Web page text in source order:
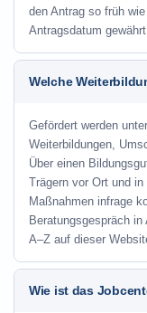
den Antrag so früh
Antragsdatum
Welche
Gefördert werden
Weiterbildungen,
Über einen
Trägern vor Ort und
Maßnahmen infrage
Beratungsgespräch
A–Z auf dieser
Wie ist das